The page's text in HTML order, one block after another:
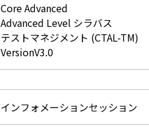
Core Advanced
Advanced Level シラバス
テストマネジメント (CTAL-TM)
VersionV3.0
インフォメーションセッション